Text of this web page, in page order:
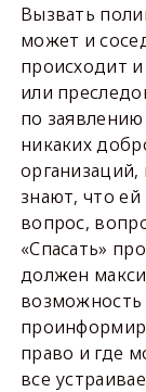
Вызвать
может и
происходит
или
по
никаких
знают, что
вопрос,
«Спасать»
должен
возможность
право и где
все